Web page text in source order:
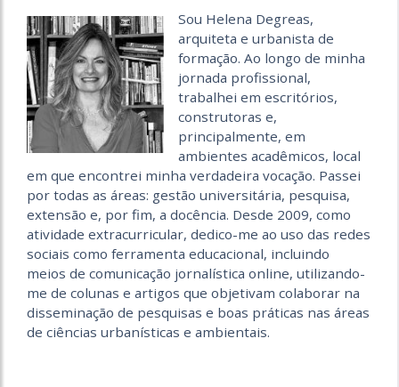
Sou Helena Degreas,
arquiteta e urbanista de
formação. Ao longo de minha
jornada profissional,
trabalhei em escritórios,
construtoras e,
principalmente, em
ambientes acadêmicos, local
em que encontrei minha verdadeira vocação. Passei
por todas as áreas: gestão universitária, pesquisa,
extensão e, por fim, a docência. Desde 2009, como
atividade extracurricular, dedico-me ao uso das redes
sociais como ferramenta educacional, incluindo
meios de comunicação jornalística online, utilizando-
me de colunas e artigos que objetivam colaborar na
disseminação de pesquisas e boas práticas nas áreas
de ciências urbanísticas e ambientais.